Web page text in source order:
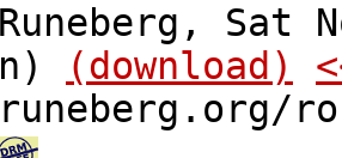
Sat
(download)